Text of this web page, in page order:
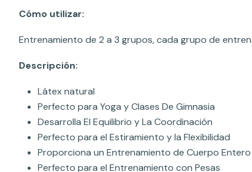
Cómo utilizar:
Entrenamiento de 2 a 3 grupos, cada grupo de
Descripción:
Látex natural
Perfecto para Yoga y Clases De Gimnasia
Desarrolla El Equilibrio y La Coordinación
Perfecto para el Estiramiento y la Flexibilidad
Proporciona un Entrenamiento de Cuerpo Entero
Perfecto para el Entrenamiento con Pesas